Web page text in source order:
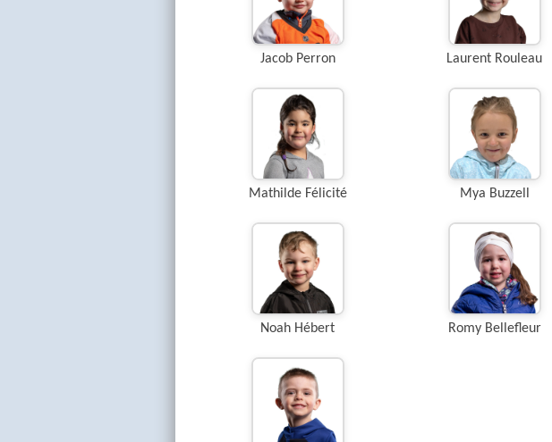
Jacob Perron Laurent Rouleau
Mathilde Félicité Mya Buzzell
Noah Hébert Romy Bellefleur